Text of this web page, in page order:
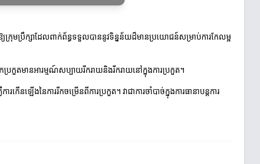
ើឱ្យក្រុមប្រឹក្សាដែលពាក់ព័ន្ធទទួលបាននូវទិន្នន័យដ៏មានប្រយោជន៍សម្រាប់ការកែលម្អ
ប្រកួតមានអារម្មណ៍សប្បាយរីករាយនិងរីករាយនៅក្នុងការប្រកួត។
ើនឡើងនៃការរីកចម្រើនពីការប្រកួត។ វាជាការចាំបាច់ក្នុងការធានាបន្តការ